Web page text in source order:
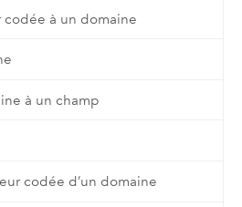
à un domaine
à un champ
codée d’un domaine